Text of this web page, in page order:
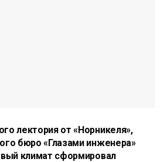
лектория от «Норникеля»,
бюро «Глазами инженера»
климат сформировал